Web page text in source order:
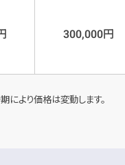
300,000円
により価格は変動します。